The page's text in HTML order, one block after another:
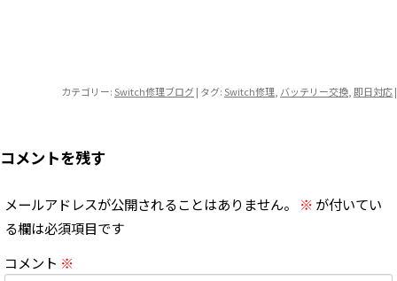
カテゴリー: Switch修理ブログ| タグ: Switch修理 バッテリー交換 即日対応|
コメントを残す
メールアドレスが公開されることはありません。 ※ が付いてい
る欄は必須項目です
コメント ※